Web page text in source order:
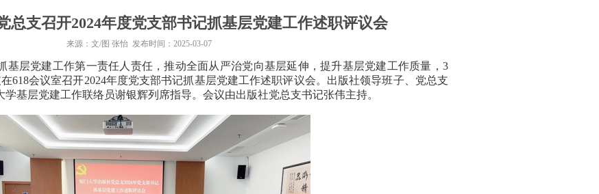
总支召开2024年度党支部书记抓基层党建工作述职评议会
来源：文/图 张怡 发布时间：2025-03-07
基层党建工作第一责任人责任，推动全面从严治党向基层延伸，提升基层党建工作质量，3
618会议室召开2024年度党支部书记抓基层党建工作述职评议会。出版社领导班子、党总支
基层党建工作联络员谢银辉列席指导。会议由出版社党总支书记张伟主持。